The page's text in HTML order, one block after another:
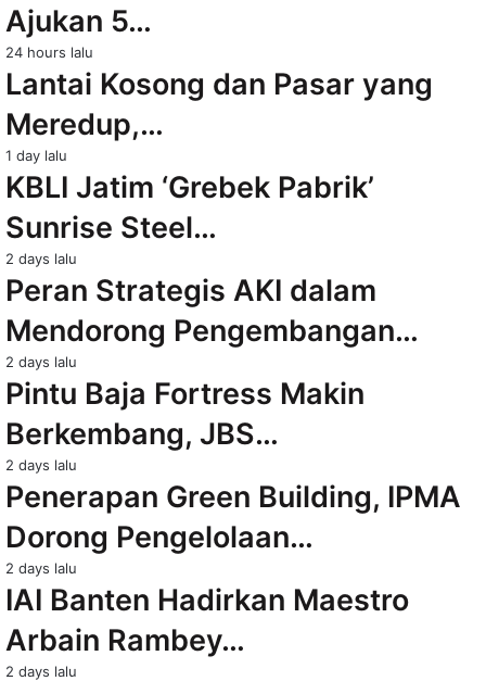
Ajukan 5…
24 hours lalu
Lantai Kosong dan Pasar yang
Meredup,…
1 day lalu
KBLI Jatim ‘Grebek Pabrik’
Sunrise Steel…
2 days lalu
Peran Strategis AKI dalam
Mendorong Pengembangan…
2 days lalu
Pintu Baja Fortress Makin
Berkembang, JBS…
2 days lalu
Penerapan Green Building, IPMA
Dorong Pengelolaan…
2 days lalu
IAI Banten Hadirkan Maestro
Arbain Rambey…
2 days lalu